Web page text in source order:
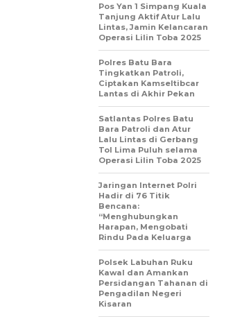
Pos Yan 1 Simpang Kuala
Tanjung Aktif Atur Lalu
Lintas, Jamin Kelancaran
Operasi Lilin Toba 2025
Polres Batu Bara
Tingkatkan Patroli,
Ciptakan Kamseltibcar
Lantas di Akhir Pekan
Satlantas Polres Batu
Bara Patroli dan Atur
Lalu Lintas di Gerbang
Tol Lima Puluh selama
Operasi Lilin Toba 2025
‎Jaringan Internet Polri
Hadir di 76 Titik
Bencana:
“Menghubungkan
Harapan, Mengobati
Rindu Pada Keluarga
Polsek Labuhan Ruku
Kawal dan Amankan
Persidangan Tahanan di
Pengadilan Negeri
Kisaran